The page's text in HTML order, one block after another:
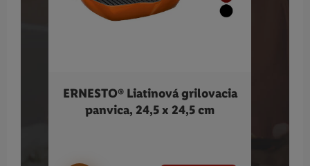
ERNESTO® Liatinová grilovacia
panvica, 24,5 x 24,5 cm